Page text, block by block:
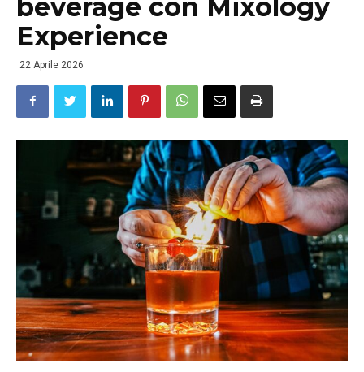
beverage con Mixology
Experience
22 Aprile 2026